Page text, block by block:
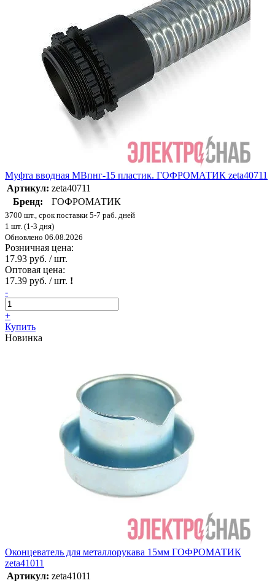
Муфта вводная МВпнг-15 пластик. ГОФРОМАТИК zeta40711
Артикул: zeta40711
Бренд:
ГОФРОМАТИК
3700 шт., срок поставки 5-7 раб. дней
1 шт. (1-3 дня)
Обновлено 06.08.2026
Розничная цена:
17.93 руб. / шт.
Оптовая цена:
17.39 руб. / шт. !
-
+
Купить
Новинка
Оконцеватель для металлорукава 15мм ГОФРОМАТИК
zeta41011
Артикул: zeta41011